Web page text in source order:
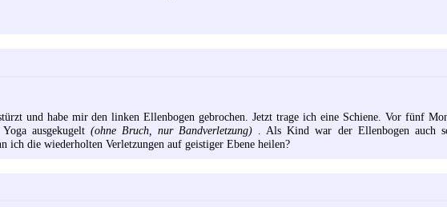
und habe mir den linken Ellenbogen gebrochen. Jetzt trage ich eine Schiene. Vor fünf
ausgekugelt (ohne Bruch, nur Bandverletzung) . Als Kind war der Ellenbogen auch
ich die wiederholten Verletzungen auf geistiger Ebene heilen?